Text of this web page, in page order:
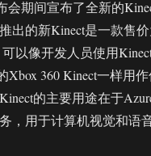
会期间宣布了全新的
出的新Kinect是一款售价
以像开发人员使用
Xbox 360 Kinect一样用作
的主要用途在于
，用于计算机视觉和语音